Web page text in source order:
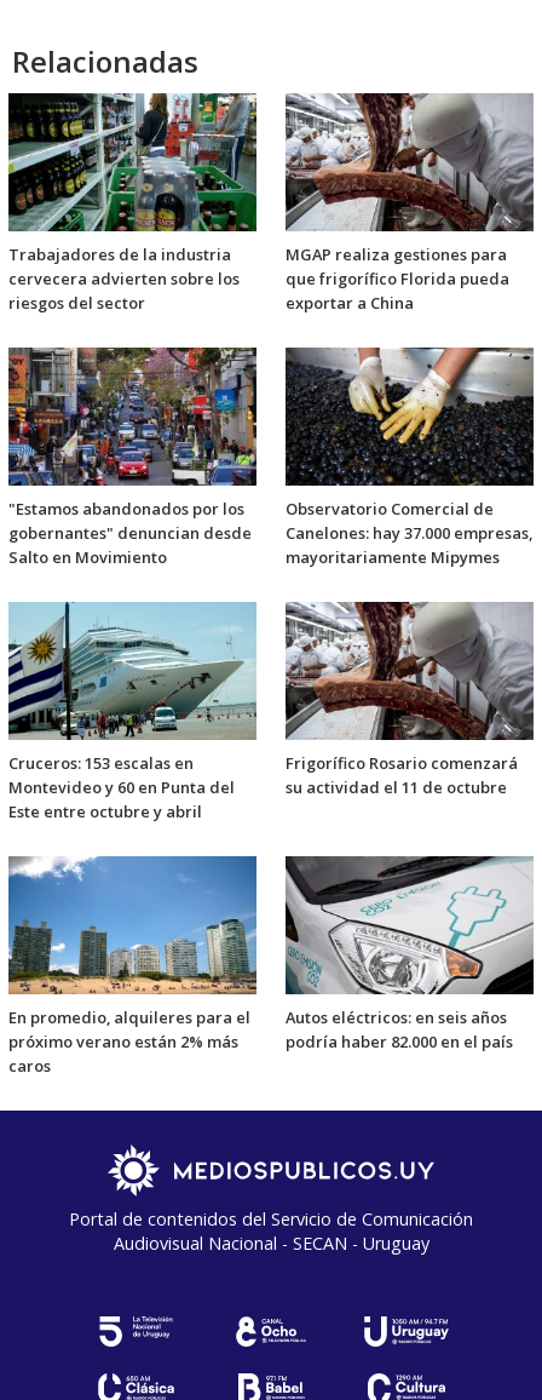
Relacionadas
Trabajadores de la industria
cervecera advierten sobre los
riesgos del sector
MGAP realiza gestiones para
que frigorífico Florida pueda
exportar a China
"Estamos abandonados por los
gobernantes" denuncian desde
Salto en Movimiento
Observatorio Comercial de
Canelones: hay 37.000 empresas,
mayoritariamente Mipymes
Cruceros: 153 escalas en
Montevideo y 60 en Punta del
Este entre octubre y abril
Frigorífico Rosario comenzará
su actividad el 11 de octubre
En promedio, alquileres para el
próximo verano están 2% más
caros
Autos eléctricos: en seis años
podría haber 82.000 en el país
Portal de contenidos del Servicio de Comunicación
Audiovisual Nacional - SECAN - Uruguay